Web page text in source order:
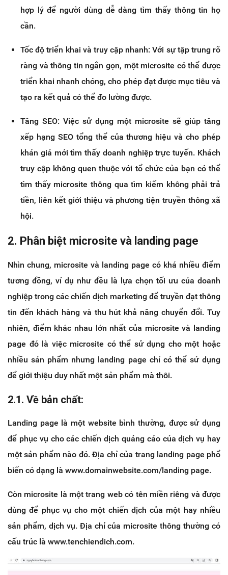
hợp lý để người dùng dễ dàng tìm thấy thông tin họ
cần.
Tốc độ triển khai và truy cập nhanh: Với sự tập trung rõ
ràng và thông tin ngắn gọn, một microsite có thể được
triển khai nhanh chóng, cho phép đạt được mục tiêu và
tạo ra kết quả có thể đo lường được.
Tăng SEO: Việc sử dụng một microsite sẽ giúp tăng
xếp hạng SEO tổng thể của thương hiệu và cho phép
khán giả mới tìm thấy doanh nghiệp trực tuyến. Khách
truy cập không quen thuộc với tổ chức của bạn có thể
tìm thấy microsite thông qua tìm kiếm không phải trả
tiền, liên kết giới thiệu và phương tiện truyền thông xã
hội.
2. Phân biệt microsite và landing page
Nhìn chung, microsite và landing page có khá nhiều điểm
tương đồng, ví dụ như đều là lựa chọn tối ưu của doanh
nghiệp trong các chiến dịch marketing để truyền đạt thông
tin đến khách hàng và thu hút khả năng chuyển đổi. Tuy
nhiên, điểm khác nhau lớn nhất của microsite và landing
page đó là việc microsite có thể sử dụng cho một hoặc
nhiều sản phẩm nhưng landing page chỉ có thể sử dụng
để giới thiệu duy nhất một sản phẩm mà thôi.
2.1. Về bản chất:
Landing page là một website bình thường, được sử dụng
để phục vụ cho các chiến dịch quảng cáo của dịch vụ hay
một sản phẩm nào đó. Địa chỉ của trang landing page phổ
biến có dạng là www.domainwebsite.com/landing page.
Còn microsite là một trang web có tên miền riêng và được
dùng để phục vụ cho một chiến dịch của một hay nhiều
sản phẩm, dịch vụ. Địa chỉ của microsite thông thường có
cấu trúc là www.tenchiendich.com.